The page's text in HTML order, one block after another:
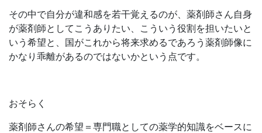
その中で自分が違和感を若干覚えるのが、薬剤師さん自身
が薬剤師としてこうありたい、こういう役割を担いたいと
いう希望と、国がこれから将来求めるであろう薬剤師像に
かなり乖離があるのではないかという点です。
おそらく
薬剤師さんの希望＝専門職としての薬学的知識をベースに